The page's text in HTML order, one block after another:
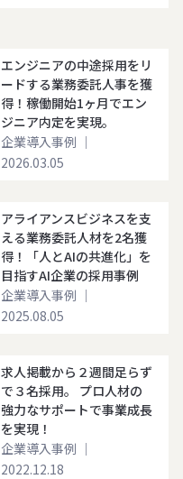
エンジニアの中途採用をリ
ードする業務委託人事を獲
得！稼働開始1ヶ月でエン
ジニア内定を実現。
企業導入事例 ｜
2026.03.05
アライアンスビジネスを支
える業務委託人材を2名獲
得！「人とAIの共進化」を
目指すAI企業の採用事例
企業導入事例 ｜
2025.08.05
求人掲載から２週間足らず
で３名採用。 プロ人材の
強力なサポートで事業成長
を実現！
企業導入事例 ｜
2022.12.18